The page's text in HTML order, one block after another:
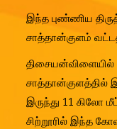
இந்த புண்ணிய
சாத்தான்குளம்
திசையன்விளையில்
சாத்தான்குளத்தில்
இருந்து 11 கிலோ
சிற்றூரில் இந்த